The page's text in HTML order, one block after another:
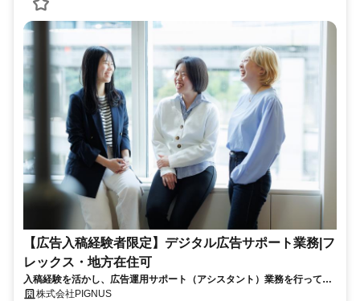
【広告入稿経験者限定】デジタル広告サポート業務|フ
レックス・地方在住可
入稿経験を活かし、広告運用サポート（アシスタント）業務を行ってい
ただきます。完全在宅・フレックス・充実した福利厚生で、正社員で理
株式会社PIGNUS